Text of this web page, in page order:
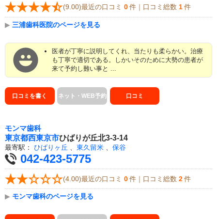
(9.00)最近の口コミ 0 件｜口コミ総数 1 件
▶ 三浦歯科医院のページを見る
医者が丁寧に説明してくれ、当たりも柔らかい。治療
も丁寧で適切である。しかいそのために大勢の患者が
来て予約し難い事と ...
口コミを書く ネット・WEB予約 口コミ
モンマ歯科
東京都西東京市ひばりが丘北3-3-14
最寄駅： ひばりヶ丘 東久留米 保谷
042-423-5775
(4.00)最近の口コミ 0 件｜口コミ総数 2 件
▶ モンマ歯科のページを見る